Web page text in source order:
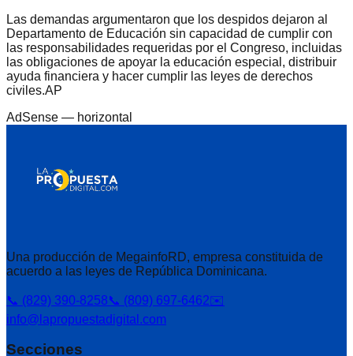
Las demandas argumentaron que los despidos dejaron al
Departamento de Educación sin capacidad de cumplir con
las responsabilidades requeridas por el Congreso, incluidas
las obligaciones de apoyar la educación especial, distribuir
ayuda financiera y hacer cumplir las leyes de derechos
civiles.AP
AdSense — horizontal
Una producción de MegainfoRD, empresa constituida de
acuerdo a las leyes de República Dominicana.
📞 (829) 390-8258📞 (809) 697-6462✉️
info@lapropuestadigital.com
Secciones